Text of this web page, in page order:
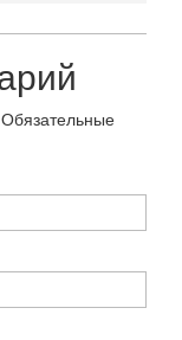
Обязательные